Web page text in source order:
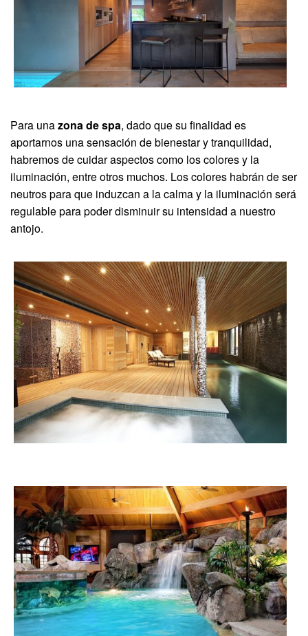
Para unazona de spa, dado que su finalidad es
aportarnos una sensación de bienestar y tranquilidad,
habremos de cuidar aspectos como los colores y la
iluminación, entre otros muchos. Los colores habrán de ser
neutros para que induzcan a la calma y la iluminación será
regulable para poder disminuir su intensidad a nuestro
antojo.